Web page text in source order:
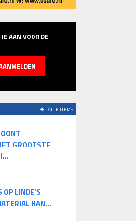
AAN VOOR DE
ALLE ITEMS
GROOTSTE
OP LINDE’S
HAN...